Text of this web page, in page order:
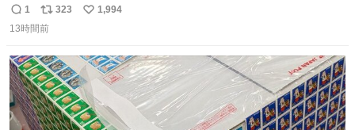
charm マインチャーム fumuo.jp/view/item/0000…
返
信
1
リ
ポ
ト
数
323
い
数
1,994
13時間前